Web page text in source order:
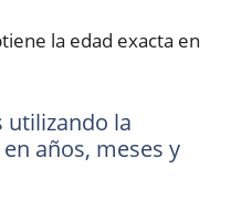
la edad exacta en
utilizando la
años, meses y